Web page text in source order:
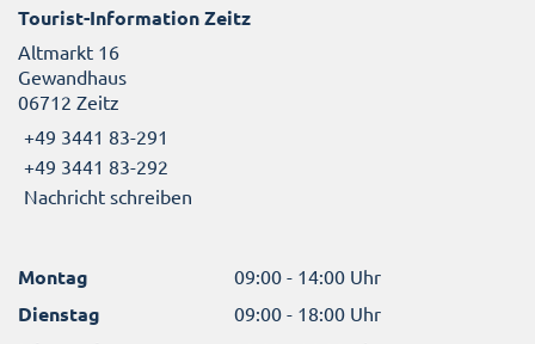
Tourist-Information Zeitz
Altmarkt 16
Gewandhaus
06712 Zeitz
+49 3441 83-291
+49 3441 83-292
Nachricht schreiben
Montag 09:00 - 14:00 Uhr
Dienstag 09:00 - 18:00 Uhr